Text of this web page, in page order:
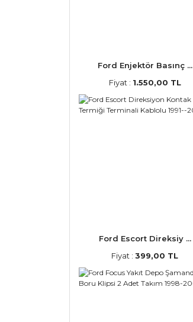
Ford Enjektör Basınç ...
Fiyat : 1.550,00 TL
Ford Escort Direksiy ...
Fiyat : 399,00 TL